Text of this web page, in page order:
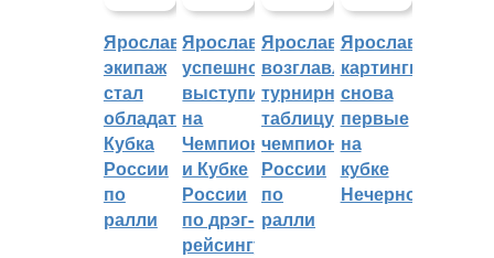
Ярославский
экипаж
стал
обладателем
Кубка
России
по
ралли
Ярославцы
успешно
выступили
на
Чемпионате
и Кубке
России
по дрэг-
рейсингу
Ярославцы
возглавляют
турнирную
таблицу
чемпионата
России
по
ралли
Ярославские
картингисты
снова
первые
на
кубке
Нечерноземья